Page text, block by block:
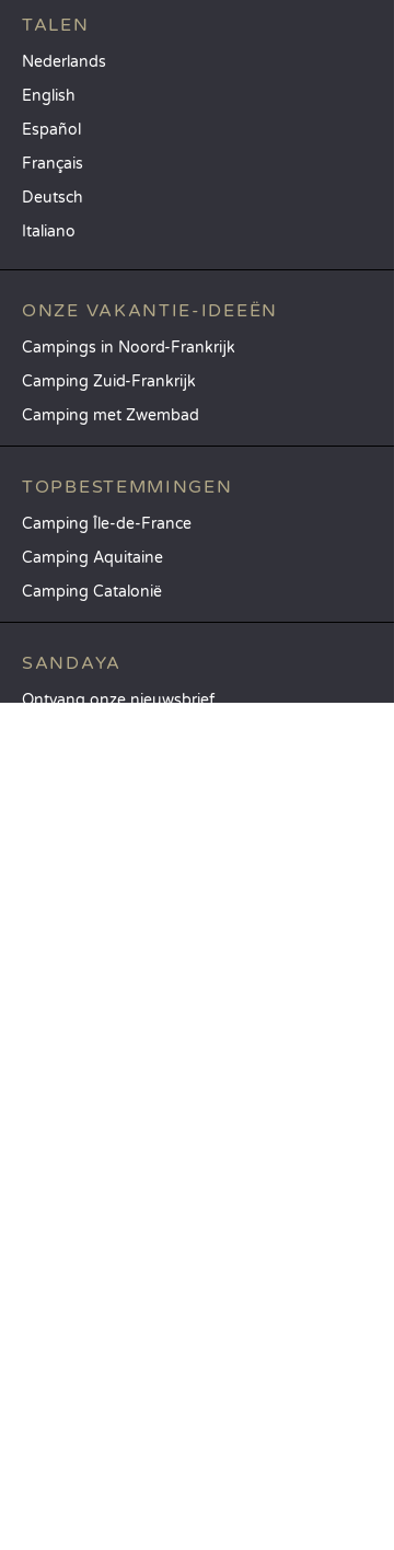
TALEN
Nederlands
English
Español
Français
Deutsch
Italiano
ONZE VAKANTIE-IDEEËN
Campings in Noord-Frankrijk
Camping Zuid-Frankrijk
Camping met Zwembad
TOPBESTEMMINGEN
Camping Île-de-France
Camping Aquitaine
Camping Catalonië
SANDAYA
Ontvang onze nieuwsbrief